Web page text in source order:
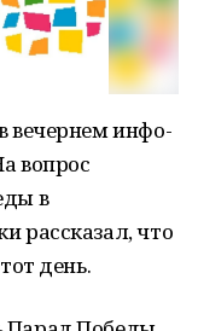
вечернем инфо-
вопрос
в
рассказал, что
день.